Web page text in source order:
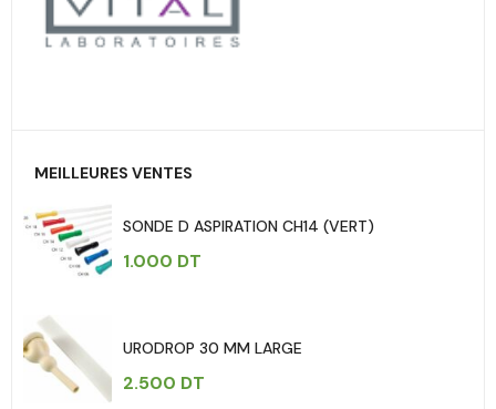
MEILLEURES VENTES
SONDE D ASPIRATION CH14 (VERT)
1.000 DT
URODROP 30 MM LARGE
2.500 DT